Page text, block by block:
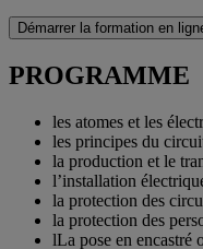
Démarrer la formation en
PROGRAMME
les atomes et les
les principes du
la production et le
l’installation
la protection des
la protection des
lLa pose en encastré